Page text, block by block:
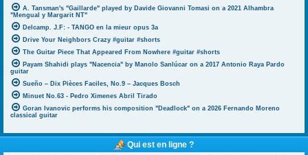
A. Tansman's "Gaillarde" played by Davide Giovanni Tomasi on a 2021 Alhambra
"Mengual y Margarit NT"
Delcamp. J.F: - TANGO en la mieur opus 3a
Drive Your Neighbors Crazy #guitar #shorts
The Guitar Piece That Appeared From Nowhere #guitar #shorts
Payam Shahidi plays "Nacencia" by Manolo Sanlúcar on a 2017 Antonio Raya Pardo
guitar
Sueño – Dix Pièces Faciles, No.9 – Jacques Bosch
Minuet No.63 - Pedro Ximenes Abril Tirado
Goran Ivanovic performs his composition "Deadlock" on a 2026 Fernando Moreno
classical guitar
Qui est en ligne ?